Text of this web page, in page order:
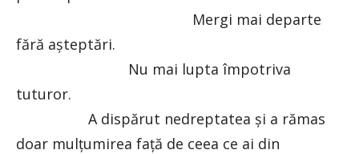
Mergi mai departe
fără așteptări.
Nu mai lupta împotriva
tuturor.
A dispărut nedreptatea și a rămas
doar mulțumirea față de ceea ce ai din